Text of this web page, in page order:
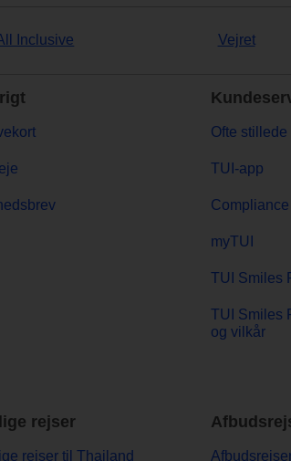
Inclusive Vejret
Ofte stillede
TUI-app
myTUI
TUI Smiles
TUI Smiles
og vilkår
rejser
rejser til Thailand